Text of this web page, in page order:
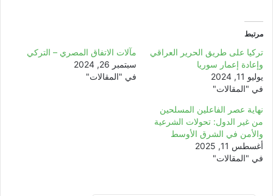
مرتبط
تركيا على طريق الحرير العراقي
وإعادة إعمار سوريا
يوليو 11, 2024
في "المقالات"
مآلات الاتفاق المصري – التركي
سبتمبر 26, 2024
في "المقالات"
نهاية عصر الفاعلين المسلحين
من غير الدول: تحولات الشرعية
والأمن في الشرق الأوسط
أغسطس 11, 2025
في "المقالات"